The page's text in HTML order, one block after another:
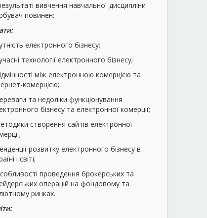
вивчення навчальної дисципліни
повинен:
електронного бізнесу;
технології електронного бізнесу;
між електронною комерцією та
комерцією;
та недоліки функціонування
бізнесу та електронної комерції;
створення сайтів електронної
розвитку електронного бізнесу в
і світі;
проведення брокерських та
операцій на фондовому та
ринках.